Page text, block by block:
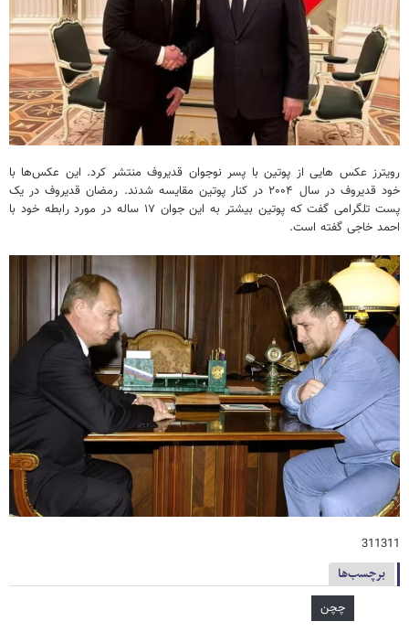
رویترز عکس هایی از پوتین با پسر نوجوان قدیروف منتشر کرد. این عکس‌ها با
خود قدیروف در سال ۲۰۰۴ در کنار پوتین مقایسه شدند. رمضان قدیروف در یک
پست تلگرامی گفت که پوتین بیشتر به این جوان ۱۷ ساله در مورد رابطه خود با
احمد خاجی گفته است.
311311
برچسب‌ها
چچن